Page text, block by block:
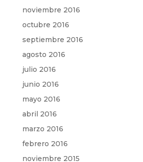
noviembre 2016
octubre 2016
septiembre 2016
agosto 2016
julio 2016
junio 2016
mayo 2016
abril 2016
marzo 2016
febrero 2016
noviembre 2015